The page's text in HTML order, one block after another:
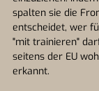
spalten sie die
entscheidet, wer
"mit trainieren"
seitens der EU
erkannt.